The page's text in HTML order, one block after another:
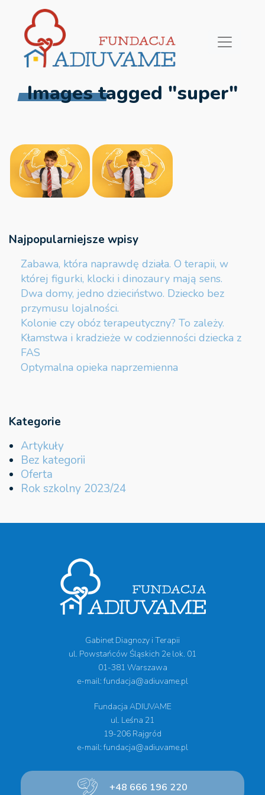
Images tagged "super"
Najpopularniejsze wpisy
Zabawa, która naprawdę działa. O terapii, w
której figurki, klocki i dinozaury mają sens.
Dwa domy, jedno dzieciństwo. Dziecko bez
przymusu lojalności.
Kolonie czy obóz terapeutyczny? To zależy.
Kłamstwa i kradzieże w codzienności dziecka z
FAS
Optymalna opieka naprzemienna
Kategorie
Artykuły
Bez kategorii
Oferta
Rok szkolny 2023/24
Gabinet Diagnozy i Terapii
ul. Powstańców Śląskich 2e lok. 01
01-381 Warszawa
e-mail: fundacja@adiuvame.pl
Fundacja ADIUVAME
ul. Leśna 21
19-206 Rajgród
e-mail: fundacja@adiuvame.pl
+48 666 196 220